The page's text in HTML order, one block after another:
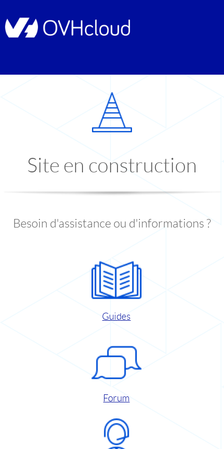
Site en construction
Besoin d'assistance ou d'informations ?
Guides
Forum